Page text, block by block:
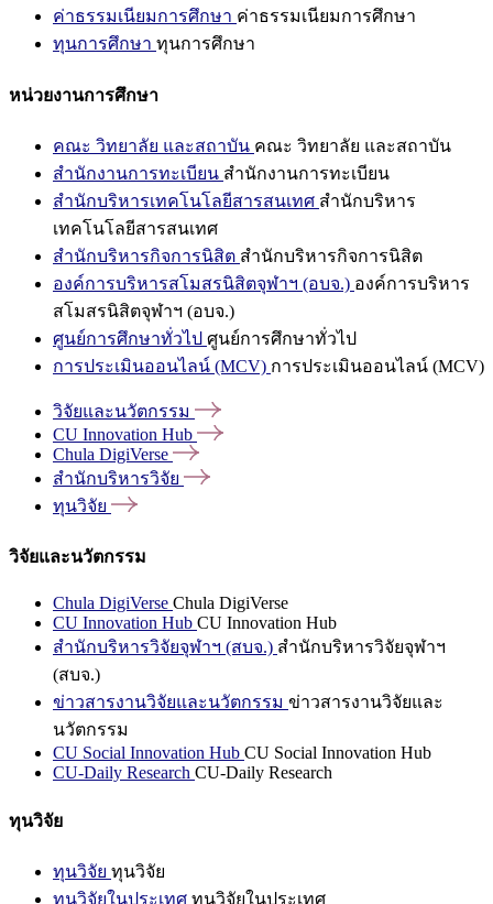
ค่าธรรมเนียมการศึกษา ค่าธรรมเนียมการศึกษา
ทุนการศึกษา ทุนการศึกษา
หน่วยงานการศึกษา
คณะ วิทยาลัย และสถาบัน คณะ วิทยาลัย และสถาบัน
สำนักงานการทะเบียน สำนักงานการทะเบียน
สำนักบริหารเทคโนโลยีสารสนเทศ สำนักบริหาร
เทคโนโลยีสารสนเทศ
สำนักบริหารกิจการนิสิต สำนักบริหารกิจการนิสิต
องค์การบริหารสโมสรนิสิตจุฬาฯ (อบจ.) องค์การบริหาร
สโมสรนิสิตจุฬาฯ (อบจ.)
ศูนย์การศึกษาทั่วไป ศูนย์การศึกษาทั่วไป
การประเมินออนไลน์ (MCV) การประเมินออนไลน์ (MCV)
วิจัยและนวัตกรรม
CU Innovation Hub
Chula DigiVerse
สำนักบริหารวิจัย
ทุนวิจัย
วิจัยและนวัตกรรม
Chula DigiVerse Chula DigiVerse
CU Innovation Hub CU Innovation Hub
สำนักบริหารวิจัยจุฬาฯ (สบจ.) สำนักบริหารวิจัยจุฬาฯ
(สบจ.)
ข่าวสารงานวิจัยและนวัตกรรม ข่าวสารงานวิจัยและ
นวัตกรรม
CU Social Innovation Hub CU Social Innovation Hub
CU-Daily Research CU-Daily Research
ทุนวิจัย
ทุนวิจัย ทุนวิจัย
ทุนวิจัยในประเทศ ทุนวิจัยในประเทศ